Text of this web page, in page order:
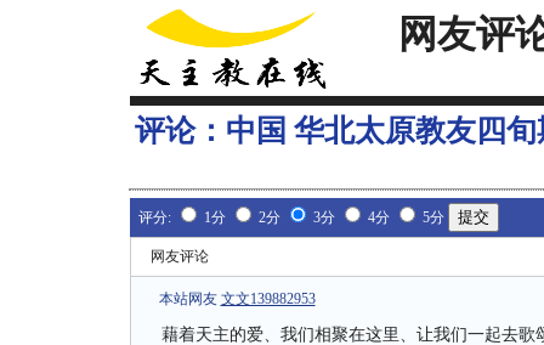
网友评
评论： 中国 华北太原教友四
评分: 1分 2分 3分 4分 5分
网友评论
本站网友 文文139882953
藉着天主的爱、我们相聚在这里、让我们一起去